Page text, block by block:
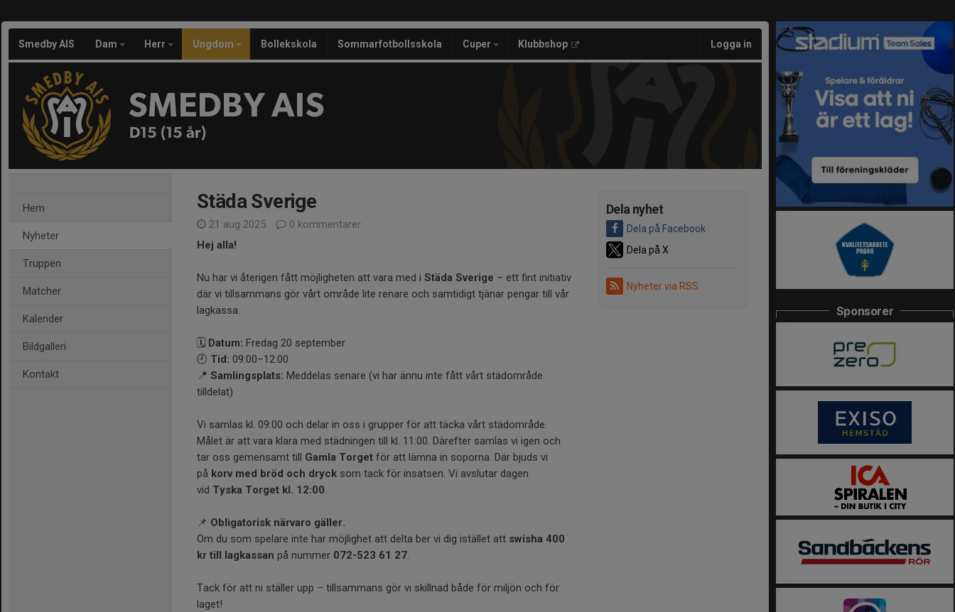
Smedby AIS Dam Herr Ungdom Bollekskola Sommarfotbollsskola Cuper Klubbshop Logga in
SMEDBY AIS
D15 (15 år)
Hem
Nyheter
Truppen
Matcher
Kalender
Bildgalleri
Kontakt
Dela nyhet
Dela på Facebook
Dela på X
Nyheter via RSS
Städa Sverige
21 aug 2025
0 kommentarer
Hej alla!
Nu har vi återigen fått möjligheten att vara med i Städa Sverige – ett fint initiativ
där vi tillsammans gör vårt område lite renare och samtidigt tjänar pengar till vår
lagkassa.
🗓 Datum: Fredag 20 september
🕘 Tid: 09:00–12:00
📍 Samlingsplats: Meddelas senare (vi har ännu inte fått vårt städområde
tilldelat)
Vi samlas kl. 09:00 och delar in oss i grupper för att täcka vårt städområde.
Målet är att vara klara med städningen till kl. 11:00. Därefter samlas vi igen och
tar oss gemensamt till Gamla Torget för att lämna in soporna. Där bjuds vi
på korv med bröd och dryck som tack för insatsen. Vi avslutar dagen
vid Tyska Torget kl. 12:00.
📌 Obligatorisk närvaro gäller.
Om du som spelare inte har möjlighet att delta ber vi dig istället att swisha 400
kr till lagkassan på nummer 072-523 61 27.
Tack för att ni ställer upp – tillsammans gör vi skillnad både för miljön och för
laget!
Sponsorer